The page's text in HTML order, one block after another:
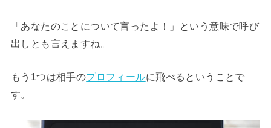
「あなたのことについて言ったよ！」という意味で呼び
出しとも言えますね。
もう1つは相手のプロフィールに飛べるということで
す。